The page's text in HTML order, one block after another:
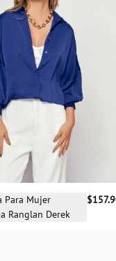
una talla
S
Para Mujer
Ranglan Derek